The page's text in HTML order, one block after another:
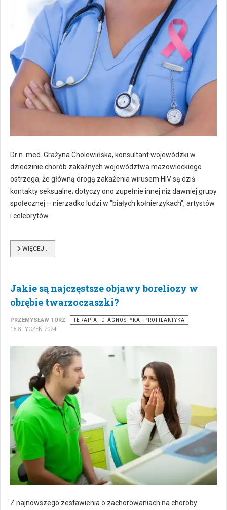
Dr n. med. Grażyna Cholewińska, konsultant wojewódzki w
dziedzinie chorób zakaźnych województwa mazowieckiego
ostrzega, że główną drogą zakażenia wirusem HIV są dziś
kontakty seksualne; dotyczy ono zupełnie innej niż dawniej grupy
społecznej – nierzadko ludzi w "białych kołnierzykach", artystów
i celebrytów.
WIĘCEJ…
Jakie są najczęstsze objawy boreliozy w
obrębie twarzoczaszki?
PRZEMYSŁAW TÓRZ
TERAPIA, DIAGNOSTYKA, PROFILAKTYKA
15 STYCZEŃ 2024
Z najnowszego zestawienia o zachorowaniach na choroby